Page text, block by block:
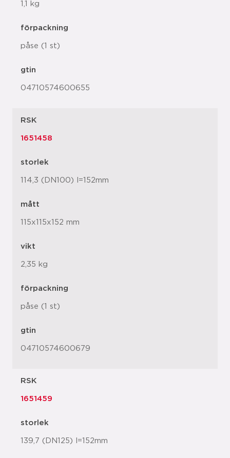
1,1 kg
förpackning
påse (1 st)
gtin
04710574600655
RSK
1651458
storlek
114,3 (DN100) l=152mm
mått
115x115x152 mm
vikt
2,35 kg
förpackning
påse (1 st)
gtin
04710574600679
RSK
1651459
storlek
139,7 (DN125) l=152mm